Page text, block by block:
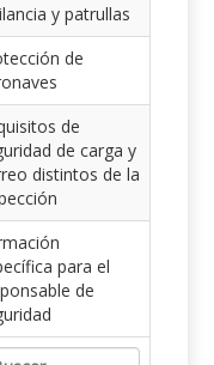
y patrullas
de
de
de carga y
distintos de la
para el
de